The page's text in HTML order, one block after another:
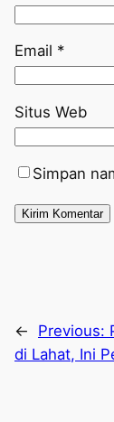
Email *
Situs Web
Simpan
← Previous:
di Lahat, Ini